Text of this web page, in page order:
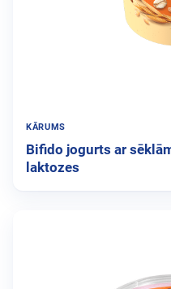
KĀRUMS
Bifido jogurts ar
laktozes